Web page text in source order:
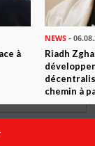
à
NEWS-
Riadh
chemin à